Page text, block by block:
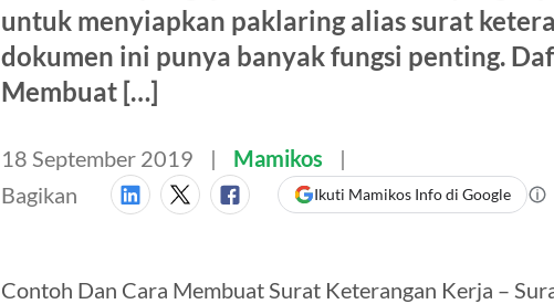
untuk menyiapkan paklaring alias surat
dokumen ini punya banyak fungsi penting.
Membuat […]
18 September 2019
Mamikos
Bagikan
Ikuti Mamikos Info di Google
Contoh Dan Cara Membuat Surat Keterangan Kerja –